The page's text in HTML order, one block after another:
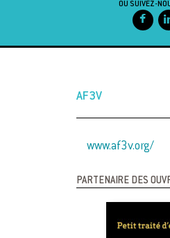
OU SUIVEZ-
AF3V
www.af3v.org/
PARTENAIRE DES